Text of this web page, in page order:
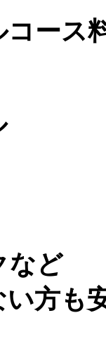
コース
など
方も